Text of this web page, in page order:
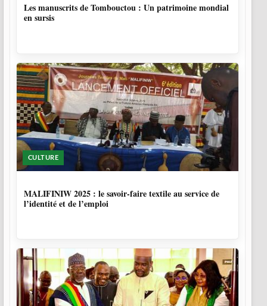
Les manuscrits de Tombouctou : Un patrimoine mondial
en sursis
CULTURE
MALIFINIW 2025 : le savoir-faire textile au service de
l’identité et de l’emploi